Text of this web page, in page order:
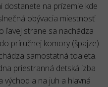
dostanete na prízemie kde
obývacia miestnosť
ľavej strane sa nachádza
príručnej komory (špajze).
samostatná toaleta.
priestranná detská izba
východ a na juh a hlavná